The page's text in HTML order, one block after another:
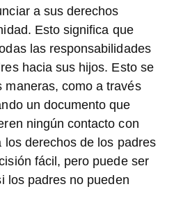
a sus derechos
Esto significa que
las responsabilidades
hacia sus hijos. Esto se
maneras, como a través
un documento que
ningún contacto con
derechos de los padres
fácil, pero puede ser
los padres no pueden